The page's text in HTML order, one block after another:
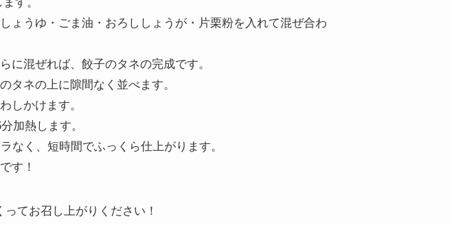
ょうゆ・ごま油・おろししょうが・片栗粉を入れて混ぜ合わ
に混ぜれば、餃子のタネの完成です。
タネの上に隙間なく並べます。
しかけます。
加熱します。
なく、短時間でふっくら仕上がります。
す！
てお召し上がりください！